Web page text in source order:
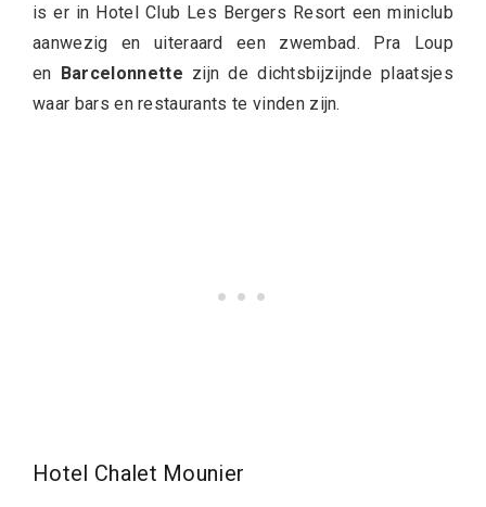
is er in Hotel Club Les Bergers Resort een miniclub
aanwezig en uiteraard een zwembad. Pra Loup
en Barcelonnette zijn de dichtsbijzijnde plaatsjes
waar bars en restaurants te vinden zijn.
Hotel Chalet Mounier